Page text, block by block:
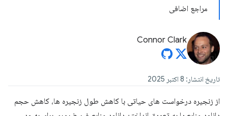
مراجع اضافی
Connor Clark
تاریخ انتشار: 8 اکتبر 2025
از زنجیره درخواست های حیاتی با کاهش طول زنجیره ها، کاهش حجم